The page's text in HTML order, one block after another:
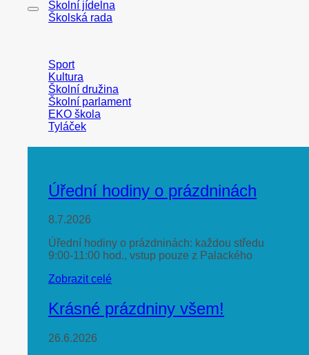
Školní jídelna
Školská rada
Sport
Kultura
Školní družina
Školní parlament
EKO škola
Tyláček
Úřední hodiny o prázdninách
8.7.2026
Úřední hodiny o prázdninách: každou středu
9:00-11:00 hod., vstup pouze z Palackého
Zobrazit celé
Krásné prázdniny všem!
26.6.2026